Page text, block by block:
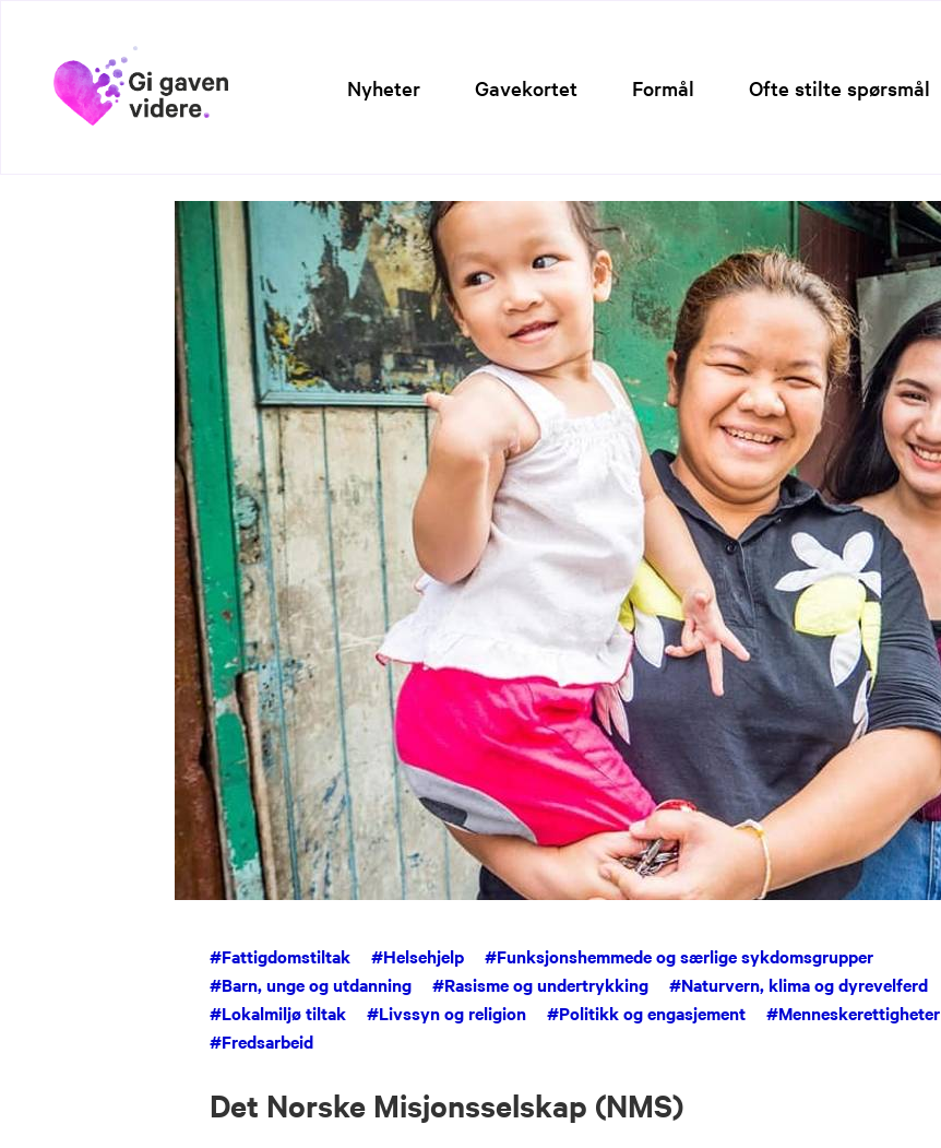
Nyheter Gavekortet Formål Ofte stilte spørsmål
#Fattigdomstiltak #Helsehjelp #Funksjonshemmede og særlige sykdomsgrupper
#Barn, unge og utdanning #Rasisme og undertrykking #Naturvern, klima og dyrevelferd
#Lokalmiljø tiltak #Livssyn og religion #Politikk og engasjement #Menneskerettigheter
#Fredsarbeid
Det Norske Misjonsselskap (NMS)